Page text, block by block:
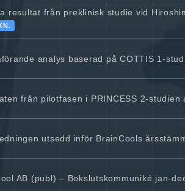
resultat från preklinisk studie vid
analys baserad på COTTIS 1-
från pilotfasen i PRINCESS 2-
utsedd inför BrainCools
AB (publ) – Bokslutskommuniké jan-